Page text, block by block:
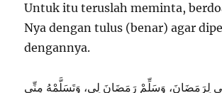
Untuk itu teruslah meminta,
Nya dengan tulus (benar) agar
dengannya.
لِرَمَضَانَ، وَسَلِّمْ رَمَضَانَ لِي، وَتَسَلَّمْهُ مِنِّي